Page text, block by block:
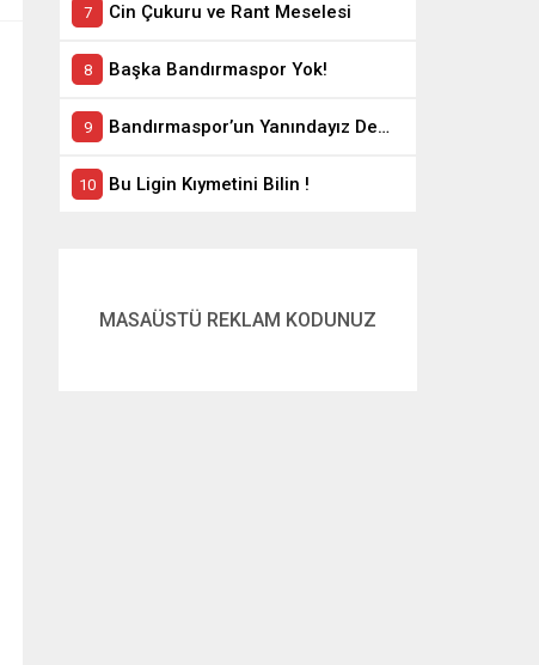
Cin Çukuru ve Rant Meselesi
Başka Bandırmaspor Yok!
Bandırmaspor’un Yanındayız Demekle Olmuyor!
Bu Ligin Kıymetini Bilin !
MASAÜSTÜ REKLAM KODUNUZ